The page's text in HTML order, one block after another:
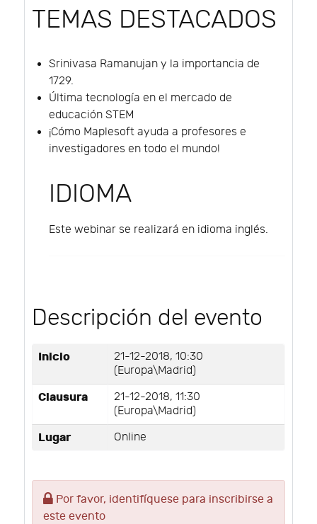
TEMAS DESTACADOS
Srinivasa Ramanujan y la importancia de
1729.
Última tecnología en el mercado de
educación STEM
¡Cómo Maplesoft ayuda a profesores e
investigadores en todo el mundo!
IDIOMA
Este webinar se realizará en idioma inglés.
Descripción del evento
Inicio
21-12-2018, 10:30
(Europa\Madrid)
Clausura
21-12-2018, 11:30
(Europa\Madrid)
Lugar Online
Por favor, identifíquese para inscribirse a
este evento